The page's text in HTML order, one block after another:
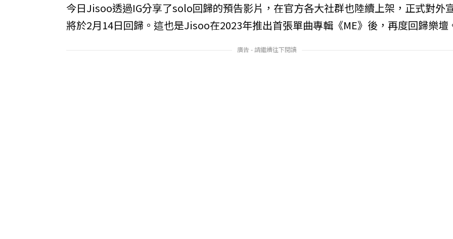
今日Jisoo透過IG分享了solo回歸的預告影片，在官方各大社群也陸續上架，正式對外
將於2月14日回歸。這也是Jisoo在2023年推出首張單曲專輯《ME》後，再度回歸樂壇
廣告 - 請繼續往下閱讀